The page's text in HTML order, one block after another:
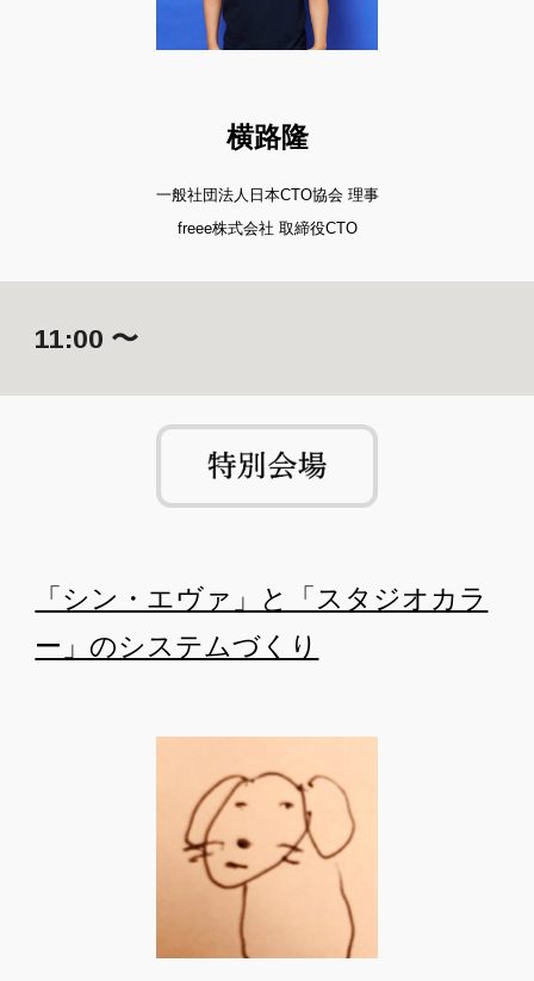
横路隆
一般社団法人日本CTO協会 理事
freee株式会社 取締役CTO
11:00 〜
「シン・エヴァ」と「スタジオカラ
ー」のシステムづくり